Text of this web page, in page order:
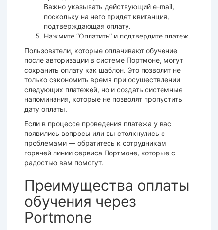
Важно указывать действующий e-mail,
поскольку на него придет квитанция,
подтверждающая оплату.
Нажмите “Оплатить” и подтвердите платеж.
Пользователи, которые оплачивают обучение
после авторизации в системе Портмоне, могут
сохранить оплату как шаблон. Это позволит не
только сэкономить время при осуществлении
следующих платежей, но и создать системные
напоминания, которые не позволят пропустить
дату оплаты.
Если в процессе проведения платежа у вас
появились вопросы или вы столкнулись с
проблемами — обратитесь к сотрудникам
горячей линии сервиса Портмоне, которые с
радостью вам помогут.
Преимущества оплаты
обучения через
Portmone